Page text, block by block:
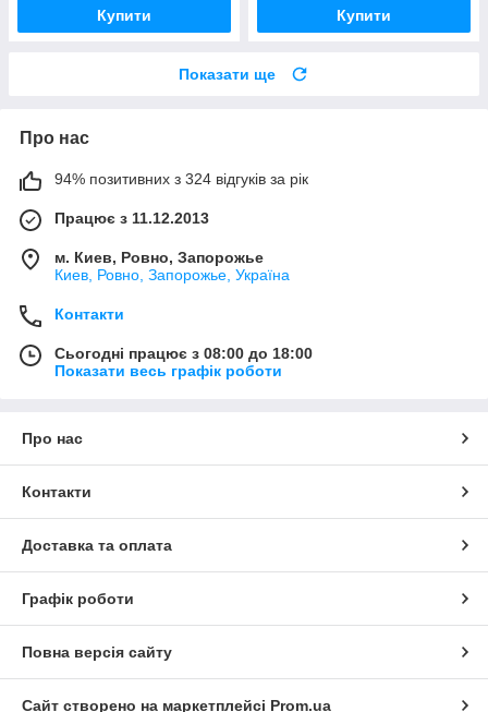
Купити Купити
Показати ще
Про нас
94% позитивних з 324 відгуків за рік
Працює з 11.12.2013
м. Киев, Ровно, Запорожье
Киев, Ровно, Запорожье, Україна
Контакти
Сьогодні працює з 08:00 до 18:00
Показати весь графік роботи
Про нас
Контакти
Доставка та оплата
Графік роботи
Повна версія сайту
Сайт створено на маркетплейсі Prom.ua